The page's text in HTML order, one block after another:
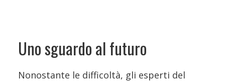
Uno sguardo al futuro
Nonostante le difficoltà, gli esperti del